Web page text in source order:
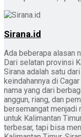
Sirana.id
Ada beberapa alasan
Dari selatan provinsi
Sirana adalah satu
keindahannya di
nama yang dari
anggun, riang, dan
bersemangat menjadi
untuk Kalimantan
terbesar, tapi bisa